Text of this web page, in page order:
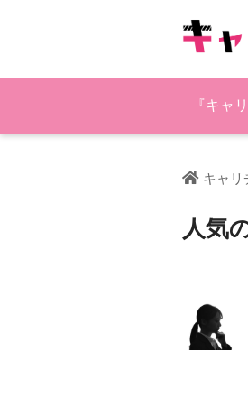
『キャ
キャリ
人気